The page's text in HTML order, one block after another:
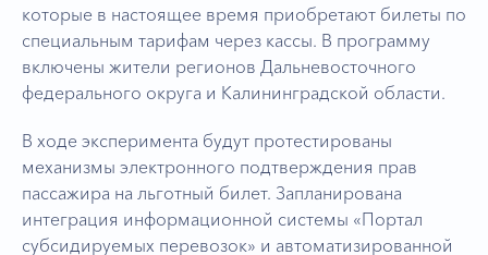
которые в настоящее время приобретают билеты по
специальным тарифам через кассы. В программу
включены жители регионов Дальневосточного
федерального округа и Калининградской области.
В ходе эксперимента будут протестированы
механизмы электронного подтверждения прав
пассажира на льготный билет. Запланирована
интеграция информационной системы «Портал
субсидируемых перевозок» и автоматизированной